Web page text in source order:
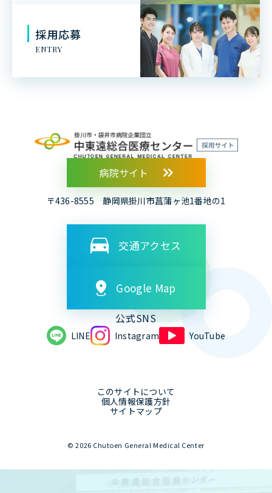
採用応募
ENTRY
病院サイト
〒436-8555 静岡県掛川市菖蒲ヶ池1番地の1
交通アクセス
Google Map
公式SNS
LINE Instagram YouTube
このサイトについて
個人情報保護方針
サイトマップ
© 2026 Chutoen General Medical Center